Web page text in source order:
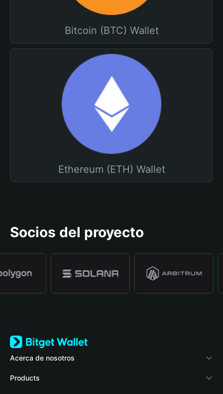
Bitcoin (BTC) Wallet
Ethereum (ETH) Wallet
Socios del proyecto
Acerca de nosotros
Bitget Wallet
Products